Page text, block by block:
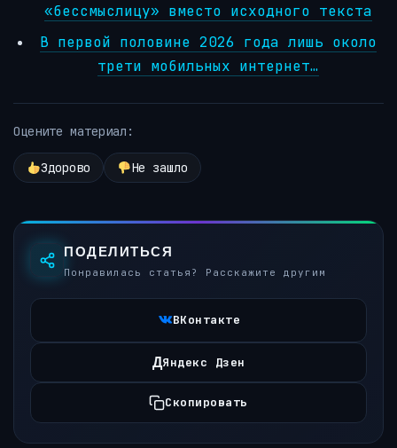
«бессмыслицу» вместо исходного текста
В первой половине 2026 года лишь около
трети мобильных интернет…
Оцените материал:
Здорово Не зашло
ПОДЕЛИТЬСЯ
Понравилась статья? Расскажите другим
ВКонтакте
ДЯндекс Дзен
Скопировать